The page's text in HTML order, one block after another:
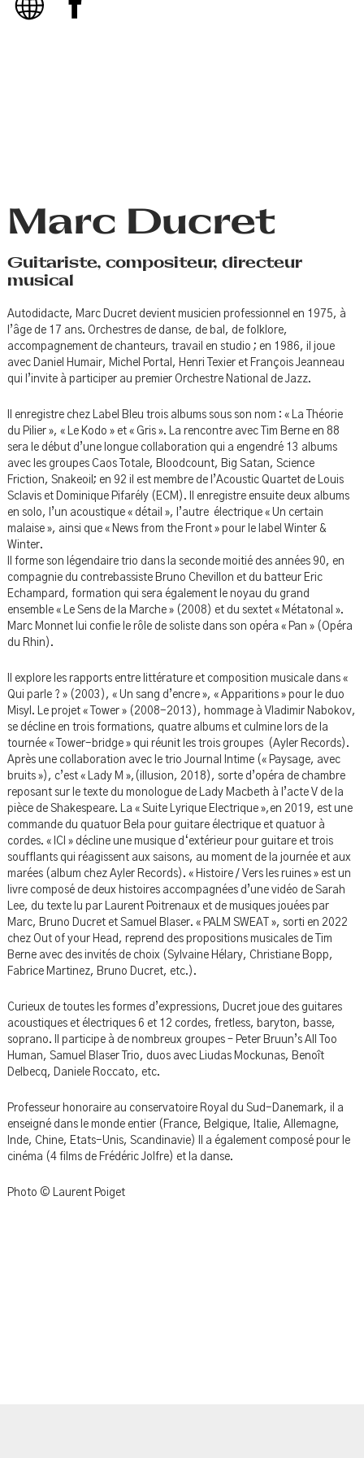
Marc Ducret
Guitariste, compositeur, directeur
musical
Autodidacte, Marc Ducret devient musicien professionnel en 1975, à
l’âge de 17 ans. Orchestres de danse, de bal, de folklore,
accompagnement de chanteurs, travail en studio ; en 1986, il joue
avec Daniel Humair, Michel Portal, Henri Texier et François Jeanneau
qui l’invite à participer au premier Orchestre National de Jazz.
Il enregistre chez Label Bleu trois albums sous son nom : « La Théorie
du Pilier », « Le Kodo » et « Gris ». La rencontre avec Tim Berne en 88
sera le début d’une longue collaboration qui a engendré 13 albums
avec les groupes Caos Totale, Bloodcount, Big Satan, Science
Friction, Snakeoil; en 92 il est membre de l’Acoustic Quartet de Louis
Sclavis et Dominique Pifarély (ECM). Il enregistre ensuite deux albums
en solo, l’un acoustique « détail », l’autre électrique « Un certain
malaise », ainsi que « News from the Front » pour le label Winter &
Winter.
Il forme son légendaire trio dans la seconde moitié des années 90, en
compagnie du contrebassiste Bruno Chevillon et du batteur Eric
Echampard, formation qui sera également le noyau du grand
ensemble « Le Sens de la Marche » (2008) et du sextet « Métatonal ».
Marc Monnet lui confie le rôle de soliste dans son opéra « Pan » (Opéra
du Rhin).
Il explore les rapports entre littérature et composition musicale dans «
Qui parle ? » (2003), « Un sang d’encre », « Apparitions » pour le duo
Misyl. Le projet « Tower » (2008-2013), hommage à Vladimir Nabokov,
se décline en trois formations, quatre albums et culmine lors de la
tournée « Tower-bridge » qui réunit les trois groupes (Ayler Records).
Après une collaboration avec le trio Journal Intime (« Paysage, avec
bruits »), c’est « Lady M »,(illusion, 2018), sorte d’opéra de chambre
reposant sur le texte du monologue de Lady Macbeth à l’acte V de la
pièce de Shakespeare. La « Suite Lyrique Electrique »,en 2019, est une
commande du quatuor Bela pour guitare électrique et quatuor à
cordes. « ICI » décline une musique d‘extérieur pour guitare et trois
soufflants qui réagissent aux saisons, au moment de la journée et aux
marées (album chez Ayler Records). « Histoire / Vers les ruines » est un
livre composé de deux histoires accompagnées d’une vidéo de Sarah
Lee, du texte lu par Laurent Poitrenaux et de musiques jouées par
Marc, Bruno Ducret et Samuel Blaser. « PALM SWEAT », sorti en 2022
chez Out of your Head, reprend des propositions musicales de Tim
Berne avec des invités de choix (Sylvaine Hélary, Christiane Bopp,
Fabrice Martinez, Bruno Ducret, etc.).
Curieux de toutes les formes d’expressions, Ducret joue des guitares
acoustiques et électriques 6 et 12 cordes, fretless, baryton, basse,
soprano. Il participe à de nombreux groupes – Peter Bruun’s All Too
Human, Samuel Blaser Trio, duos avec Liudas Mockunas, Benoît
Delbecq, Daniele Roccato, etc.
Professeur honoraire au conservatoire Royal du Sud-Danemark, il a
enseigné dans le monde entier (France, Belgique, Italie, Allemagne,
Inde, Chine, Etats-Unis, Scandinavie) Il a également composé pour le
cinéma (4 films de Frédéric Jolfre) et la danse.
Photo © Laurent Poiget